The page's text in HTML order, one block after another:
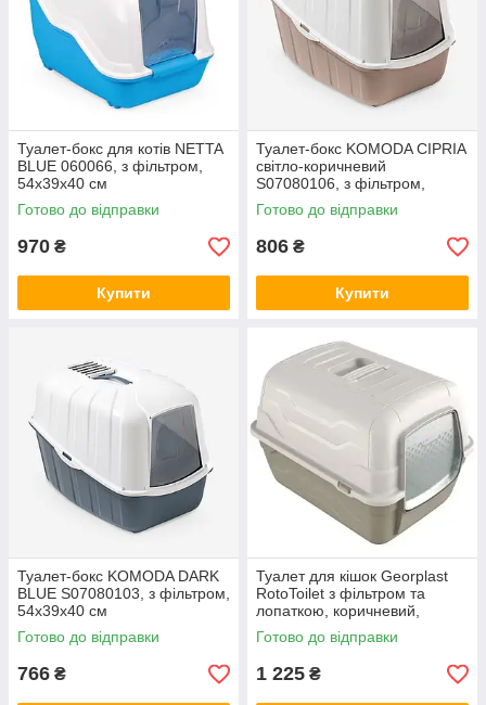
Туалет-бокс для котів NETTA
BLUE 060066, з фільтром,
54х39х40 см
Готово до відправки
970 ₴
Купити
Туалет-бокс KOMODA CIPRIA
світло-коричневий
S07080106, з фільтром,
54х39х40 см
Готово до відправки
806 ₴
Купити
Туалет-бокс KOMODA DARK
BLUE S07080103, з фільтром,
54x39x40 см
Готово до відправки
766 ₴
Туалет для кішок Georplast
RotoToilet з фільтром та
лопаткою, коричневий,
10588, 52×40×40 см
Готово до відправки
1 225 ₴